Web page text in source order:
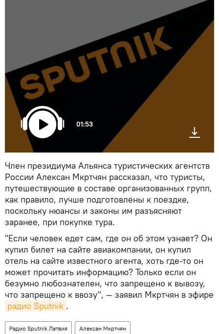
01:53
Член президиума Альянса туристических агентств
России Алексан Мкртчян рассказал, что туристы,
путешествующие в составе организованных групп,
как правило, лучше подготовлены к поездке,
поскольку нюансы и законы им разъясняют
заранее, при покупке тура.
"Если человек едет сам, где он об этом узнает? Он
купил билет на сайте авиакомпании, он купил
отель на сайте известного агента, хоть где-то он
может прочитать информацию? Только если он
безумно любознателен, что запрещено к вывозу,
что запрещено к ввозу", — заявил Мкртчян в эфире
радио Sputnik .
Радио Sputnik Латвия Алексан Мкртчян